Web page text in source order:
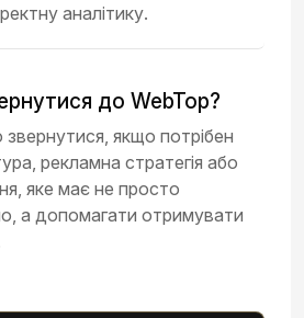
аналітику.
до WebTop?
якщо потрібен
рекламна стратегія або
яке має не просто
а допомагати отримувати